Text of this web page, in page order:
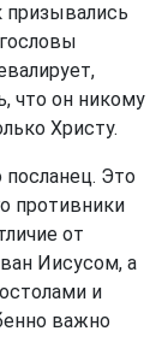
призывались
что он никому
Христу.
посланец. Это
противники
от
Иисусом, а
и
важно